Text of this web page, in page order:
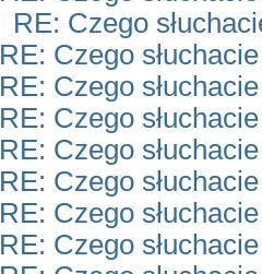
RE: Czego
RE: Czego
RE: Czego
RE: Czego
RE: Czego
RE: Czego
RE: Czego
RE: Czego